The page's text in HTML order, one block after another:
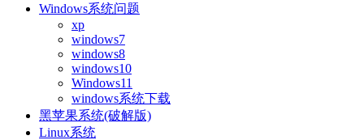
Windows系统问题
xp
windows7
windows8
windows10
Windows11
windows系统下载
黑苹果系统(破解版)
Linux系统